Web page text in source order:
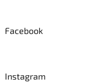
Facebook
Instagram